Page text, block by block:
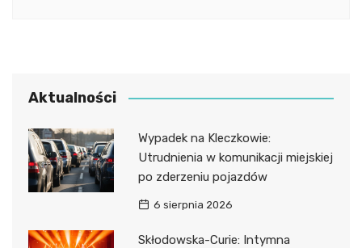
Aktualności
Wypadek na Kleczkowie:
Utrudnienia w komunikacji miejskiej
po zderzeniu pojazdów
6 sierpnia 2026
Skłodowska-Curie: Intymna